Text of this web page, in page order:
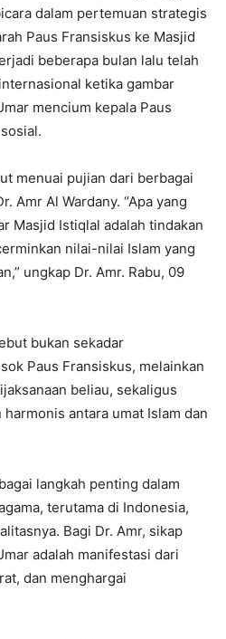
dalam pertemuan strategis
Paus Fransiskus ke Masjid
beberapa bulan lalu telah
ketika gambar
mencium kepala Paus
menuai pujian dari berbagai
Amr Al Wardany. “Apa yang
Masjid Istiqlal adalah tindakan
nilai-nilai Islam yang
ungkap Dr. Amr. Rabu, 09
bukan sekadar
Paus Fransiskus, melainkan
beliau, sekaligus
antara umat Islam dan
langkah penting dalam
terutama di Indonesia,
Bagi Dr. Amr, sikap
adalah manifestasi dari
dan menghargai